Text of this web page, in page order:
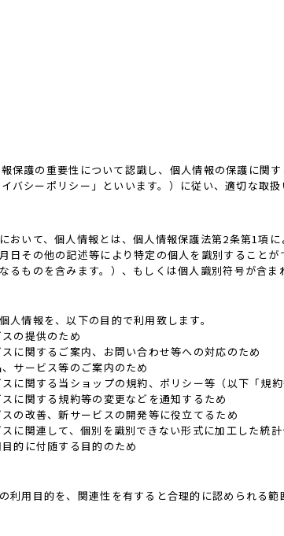
保護の重要性について認識し、個人情報の保護に関
バシーポリシー」といいます。）に従い、適切な取扱
おいて、個人情報とは、個人情報保護法第2条第1項
日その他の記述等により特定の個人を識別すること
るものを含みます。）、もしくは個人識別符号が含ま
人情報を、以下の目的で利用致します。
スの提供のため
スに関するご案内、お問い合わせ等への対応のため
サービス等のご案内のため
スに関する当ショップの規約、ポリシー等（以下「規
スに関する規約等の変更などを通知するため
スの改善、新サービスの開発等に役立てるため
スに関連して、個別を識別できない形式に加工した統
的に付随する目的のため
利用目的を、関連性を有すると合理的に認められる